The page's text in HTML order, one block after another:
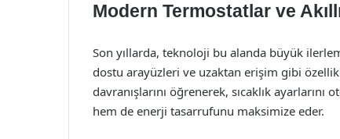
Modern Termostatlar ve
Son yıllarda, teknoloji bu alanda büyük
dostu arayüzleri ve uzaktan erişim gibi
davranışlarını öğrenerek, sıcaklık
hem de enerji tasarrufunu maksimize eder.